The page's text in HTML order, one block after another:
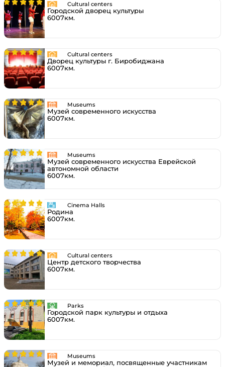
Cultural centers
Городской дворец культуры
6007км.
Cultural centers
Дворец культуры г. Биробиджана
6007км.
Museums
Музей современного искусства
6007км.
Museums
Музей современного искусства Еврейской
автономной области
6007км.
Cinema Halls
Родина
6007км.
Cultural centers
Центр детского творчества
6007км.
Parks
Городской парк культуры и отдыха
6007км.
Museums
Музей и мемориал, посвященные участникам